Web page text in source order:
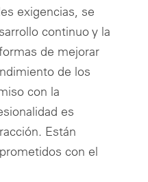
exigencias, se
continuo y la
de mejorar
de los
con la
es
Están
con el